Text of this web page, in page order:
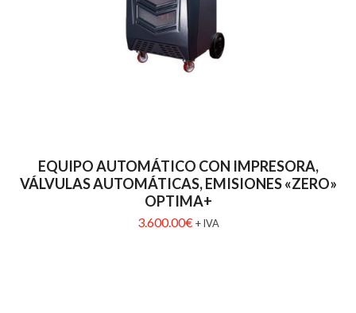
EQUIPO AUTOMÁTICO CON IMPRESORA,
VÁLVULAS AUTOMÁTICAS, EMISIONES «ZERO»
OPTIMA+
3.600.00€ + IVA